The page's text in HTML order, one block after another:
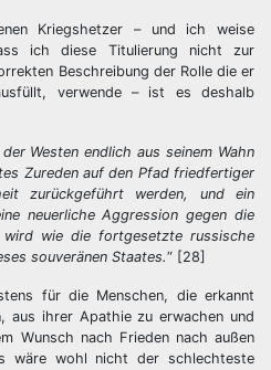
Kriegshetzer – und ich weise
ich diese Titulierung nicht zur
Beschreibung der Rolle die er
verwende – ist es deshalb
Westen endlich aus seinem Wahn
Zureden auf den Pfad friedfertiger
zurückgeführt werden, und ein
neuerliche Aggression gegen die
wird wie die fortgesetzte russische
souveränen Staates.“ [28]
für die Menschen, die erkannt
aus ihrer Apathie zu erwachen und
Wunsch nach Frieden nach außen
wäre wohl nicht der schlechteste